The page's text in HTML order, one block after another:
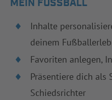
MEIN FUSSBALL
Inhalte
deinem
Favoriten anlegen,
Präsentiere dich als
Schiedsrichter